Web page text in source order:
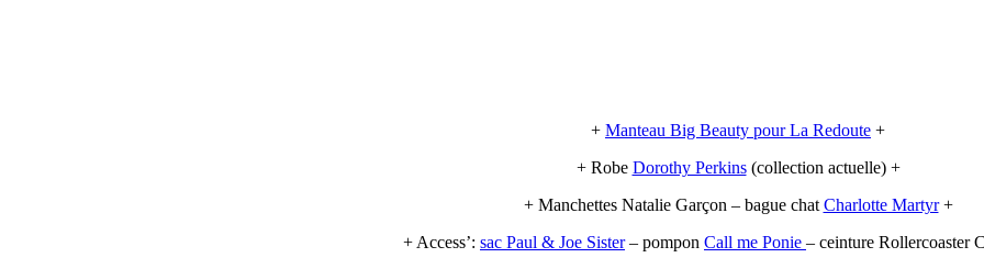
+ Manteau Big Beauty pour La Redoute +
+ Robe Dorothy Perkins(collection actuelle) +
+ Manchettes Natalie Garçon – bague chat Charlotte Martyr+
+ Access’: sac Paul & Joe Sister– pompon Call me Ponie – ceinture Rollercoaster